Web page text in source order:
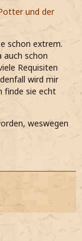
und der
schon extrem.
auch schon
Requisiten
wird mir
finde sie echt
weswegen